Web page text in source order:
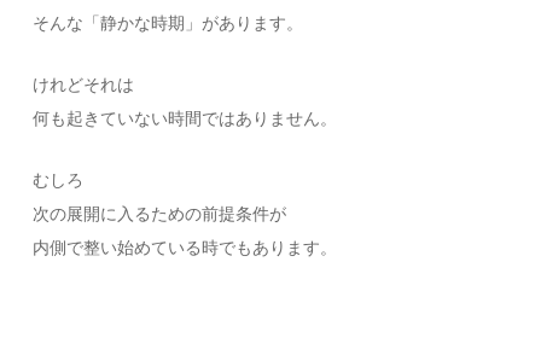
そんな「静かな時期」があります。
けれどそれは
何も起きていない時間ではありません。
むしろ
次の展開に入るための前提条件が
内側で整い始めている時でもあります。